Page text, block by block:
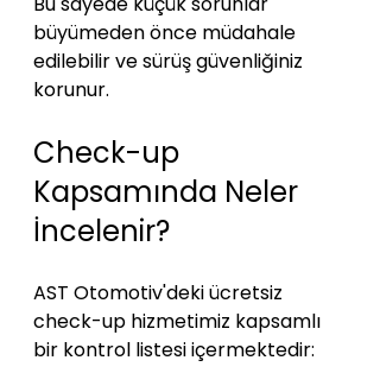
büyümeden önce müdahale
edilebilir ve sürüş güvenliğiniz
korunur.
Check-up
Kapsamında Neler
İncelenir?
AST Otomotiv'deki ücretsiz
check-up hizmetimiz kapsamlı
bir kontrol listesi içermektedir: